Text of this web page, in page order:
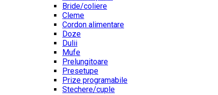
Bride/coliere
Cleme
Cordon alimentare
Doze
Dulii
Mufe
Prelungitoare
Presetupe
Prize programabile
Stechere/cuple